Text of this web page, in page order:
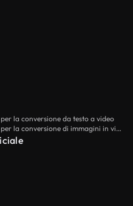
la conversione da testo a video
Flussi di lavoro di intelligenza artificiale per la conversione di immagini in video